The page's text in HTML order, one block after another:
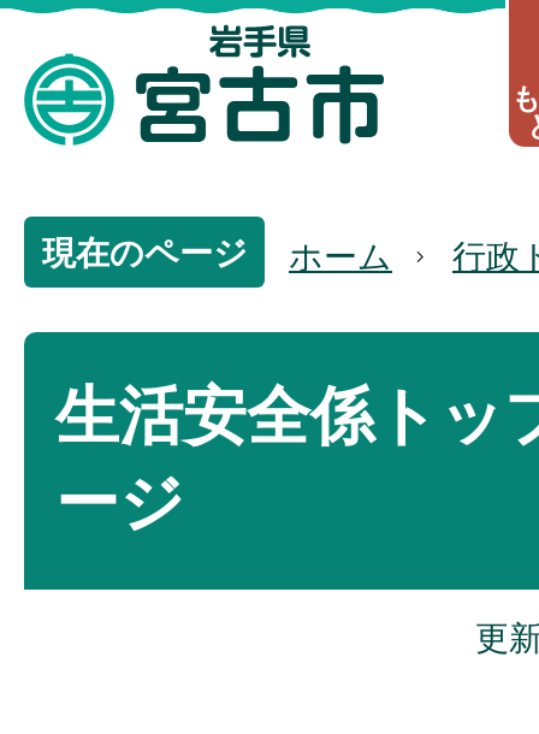
現在のページ ホーム 行政
生活安全係トッ
ージ
更